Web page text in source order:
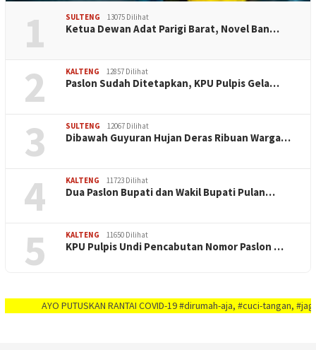
1 SULTENG 13075 Dilihat
Ketua Dewan Adat Parigi Barat, Novel Ban…
2 KALTENG 12857 Dilihat
Paslon Sudah Ditetapkan, KPU Pulpis Gela…
3 SULTENG 12067 Dilihat
Dibawah Guyuran Hujan Deras Ribuan Warga…
4 KALTENG 11723 Dilihat
Dua Paslon Bupati dan Wakil Bupati Pulan…
5 KALTENG 11650 Dilihat
KPU Pulpis Undi Pencabutan Nomor Paslon …
AYO PUTUSKAN RANTAI COVID-19 #dirumah-aja, #cuci-tangan,